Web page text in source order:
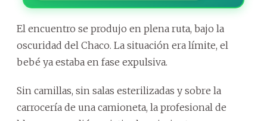
El encuentro se produjo en plena ruta, bajo la
oscuridad del Chaco. La situación era límite, el
bebé ya estaba en fase expulsiva.
Sin camillas, sin salas esterilizadas y sobre la
carrocería de una camioneta, la profesional de